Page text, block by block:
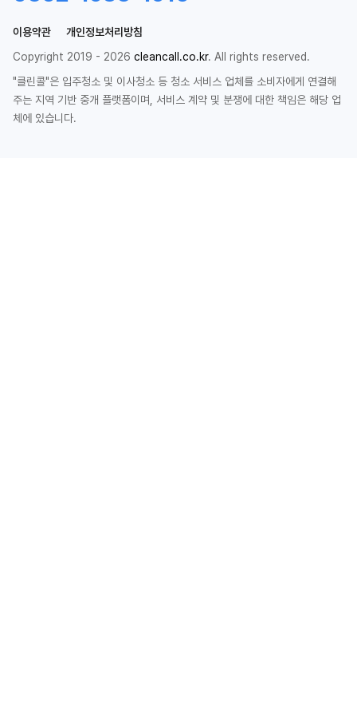
이용약관
개인정보처리방침
Copyright 2019 - 2026 cleancall.co.kr. All rights reserved.
"클린콜"은 입주청소 및 이사청소 등 청소 서비스 업체를 소비자에게 연결해
주는 지역 기반 중개 플랫폼이며, 서비스 계약 및 분쟁에 대한 책임은 해당 업
체에 있습니다.